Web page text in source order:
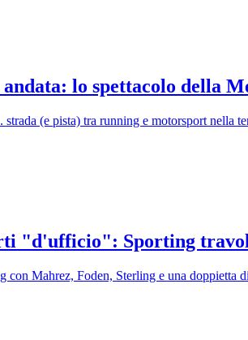
lo spettacolo della
(e pista) tra running e motorsport nella
"d'ufficio": Sporting
con Mahrez, Foden, Sterling e una doppietta